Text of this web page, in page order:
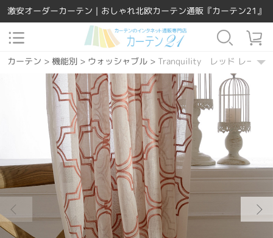
激安オーダーカーテン｜おしゃれ北欧カーテン通販『カーテン21』
カーテン > 機能別> ウォッシャブル> Tranquility レッド レース
>素材>ポリエステル>Tranquility レッド レース
> 場所で選ぶ>リビング>Tranquility レッド レース
> 場所で選ぶ > 寝室>
Tranquility レッド レース
> 場所で選ぶ>ダイニング・キッチン> Tranquility レッ
> 機能別 > UVカット > Tranquility レッド レース
>柄>幾何学模様>
Tranquility レッド レース
カーテン>柄 >その他 >Tranquility レッド レース
カーテン>デザインテイスト >シンプル>Tranquility レッド レー
カーテン
デザインテイスト> カジュアル >Tranquility レッド レ
カーテン>デザインテイスト> 和風>Tranquility レッド レース
カーテン
デザインテイスト>レトロ >Tranquility レッド レース